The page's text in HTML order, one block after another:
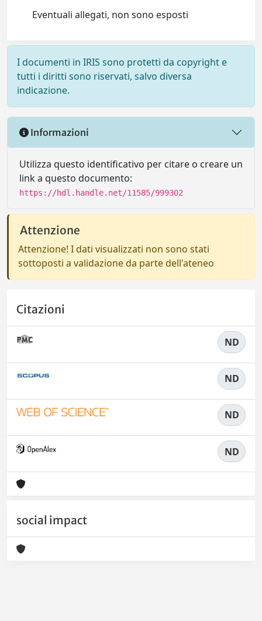
Eventuali allegati, non sono esposti
I documenti in IRIS sono protetti da copyright e
tutti i diritti sono riservati, salvo diversa
indicazione.
Informazioni
Utilizza questo identificativo per citare o creare un
link a questo documento:
https://hdl.handle.net/11585/999302
Attenzione
Attenzione! I dati visualizzati non sono stati
sottoposti a validazione da parte dell'ateneo
Citazioni
ND
ND
ND
ND
social impact